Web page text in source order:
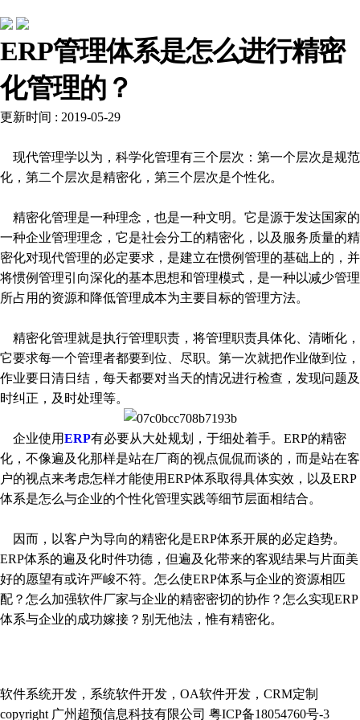
ERP管理体系是怎么进行精密
化管理的？
更新时间 : 2019-05-29
现代管理学以为，科学化管理有三个层次：第一个层次是规范
化，第二个层次是精密化，第三个层次是个性化。
精密化管理是一种理念，也是一种文明。它是源于发达国家的
一种企业管理理念，它是社会分工的精密化，以及服务质量的精
密化对现代管理的必定要求，是建立在惯例管理的基础上的，并
将惯例管理引向深化的基本思想和管理模式，是一种以减少管理
所占用的资源和降低管理成本为主要目标的管理方法。
精密化管理就是执行管理职责，将管理职责具体化、清晰化，
它要求每一个管理者都要到位、尽职。第一次就把作业做到位，
作业要日清日结，每天都要对当天的情况进行检查，发现问题及
时纠正，及时处理等。
企业使用ERP有必要从大处规划，于细处着手。ERP的精密
化，不像遍及化那样是站在厂商的视点侃侃而谈的，而是站在客
户的视点来考虑怎样才能使用ERP体系取得具体实效，以及ERP
体系是怎么与企业的个性化管理实践等细节层面相结合。
因而，以客户为导向的精密化是ERP体系开展的必定趋势。
ERP体系的遍及化时件功德，但遍及化带来的客观结果与片面美
好的愿望有或许严峻不符。怎么使ERP体系与企业的资源相匹
配？怎么加强软件厂家与企业的精密密切的协作？怎么实现ERP
体系与企业的成功嫁接？别无他法，惟有精密化。
软件系统开发，系统软件开发，OA软件开发，CRM定制
copyright 广州超预信息科技有限公司 粤ICP备18054760号-3